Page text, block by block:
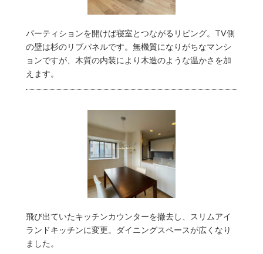
パーティションを開けば寝室とつながるリビング。TV側
の壁は杉のリブパネルです。無機質になりがちなマンシ
ョンですが、木質の内装により木造のような温かさを加
えます。
飛び出ていたキッチンカウンターを撤去し、スリムアイ
ランドキッチンに変更。ダイニングスペースが広くなり
ました。